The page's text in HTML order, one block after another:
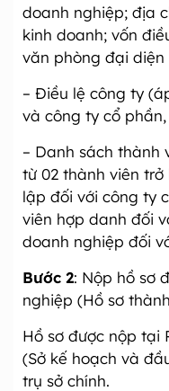
doanh nghiệp; địa
kinh doanh; vốn
văn phòng đại diện
– Điều lệ công ty
và công ty cổ
– Danh sách thành
từ 02 thành viên
lập đối với công ty
viên hợp danh đối
doanh nghiệp đối
Bước 2: Nộp hồ sơ
nghiệp (Hồ sơ
Hồ sơ được nộp tại
(Sở kế hoạch và
trụ sở chính.